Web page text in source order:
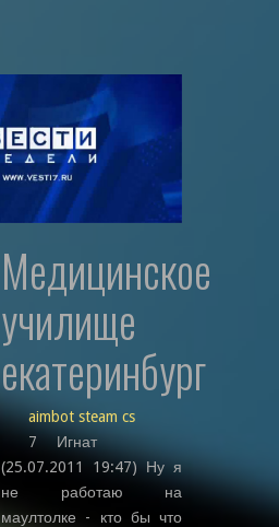
медицинское
училище
екатеринбург
aimbot steam cs
7 Игнат
(25.07.2011 19:47) Ну я
не работаю на
маултолке - кто бы что